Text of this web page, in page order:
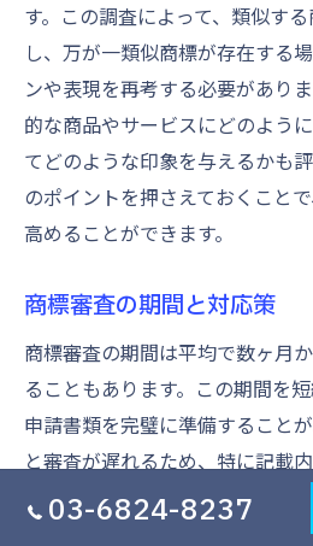
す。この調査によって、類似す
し、万が一類似商標が存在する
ンや表現を再考する必要があり
的な商品やサービスにどのよう
てどのような印象を与えるかも
のポイントを押さえておくこと
高めることができます。
商標審査の期間と対応策
商標審査の期間は平均で数ヶ月
ることもあります。この期間を
申請書類を完璧に準備することが
と審査が遅れるため、特に記載
ることが重要です。また、特許
申請システムを活用することで
03-6824-8237